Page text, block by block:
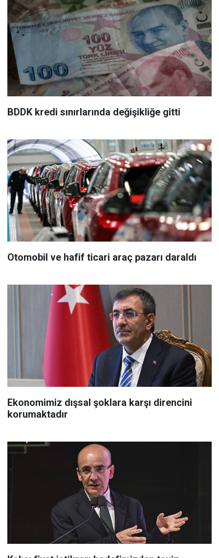
BDDK kredi sınırlarında değişikliğe gitti
Otomobil ve hafif ticari araç pazarı daraldı
Ekonomimiz dışsal şoklara karşı direncini
korumaktadır